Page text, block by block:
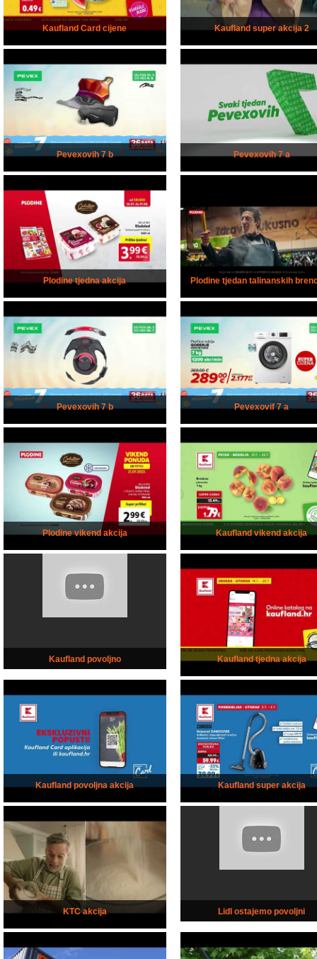
Kaufland Card cijene Kaufland super akcija 2
Pevexovih 7 b Pevexovih 7 a
Plodine tjedna akcija Plodine tjedan talinanskih
Pevexovih 7 b Pevexovif 7 a
Plodine vikend akcija Kaufland vikend akcija
Kaufland povoljno Kaufland tjedna akcija
Kaufland povoljna akcija Kaufland super akcija
KTC akcija Lidl ostajemo povoljni